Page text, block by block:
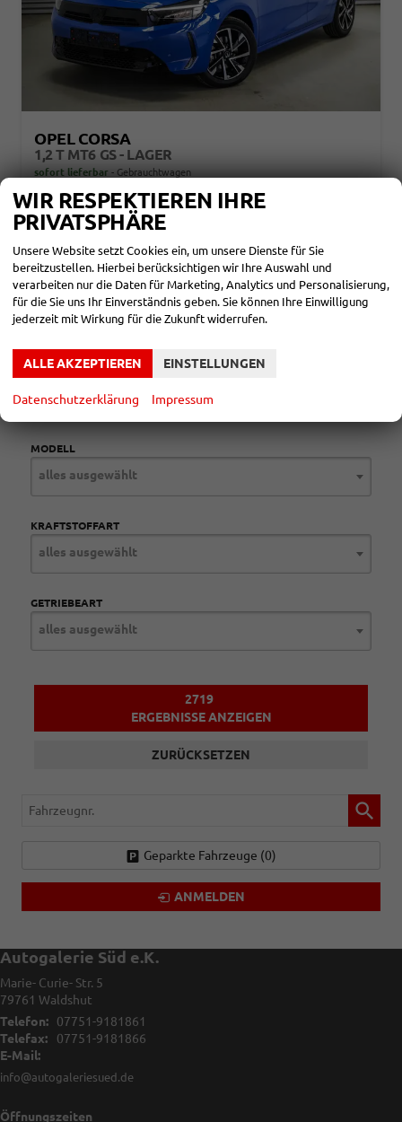
OPEL CORSA
1,2 T MT6 GS - LAGER
sofort lieferbar Gebrauchtwagen
Fahrzeugnr. 864958
Schaltgetriebe
Kraftstoff Benzin
01.11.2025
22.170,– €
incl. 19% MwSt.
DETAILS
Verbrauch kombiniert:5,30 l/100km
MARKE
alles ausgewählt
MODELL
alles ausgewählt
KRAFTSTOFFART
alles ausgewählt
GETRIEBEART
alles ausgewählt
2719
ERGEBNISSE ANZEIGEN
ZURÜCKSETZEN
Fahrzeugnr.
Geparkte Fahrzeuge (0)
ANMELDEN
Autogalerie Süd e.K.
Marie- Curie- Str. 5
79761 Waldshut
Telefon:
07751-9181861
Telefax:
07751-9181866
E-Mail:
info@autogaleriesued.de
Öffnungszeiten
WIR RESPEKTIEREN IHRE
PRIVATSPHÄRE
Unsere Website setzt Cookies ein, um unsere Dienste für Sie
bereitzustellen. Hierbei berücksichtigen wir Ihre Auswahl und
verarbeiten nur die Daten für Marketing, Analytics und Personalisierung,
für die Sie uns Ihr Einverständnis geben. Sie können Ihre Einwilligung
jederzeit mit Wirkung für die Zukunft widerrufen.
ALLE AKZEPTIEREN EINSTELLUNGEN
Datenschutzerklärung Impressum